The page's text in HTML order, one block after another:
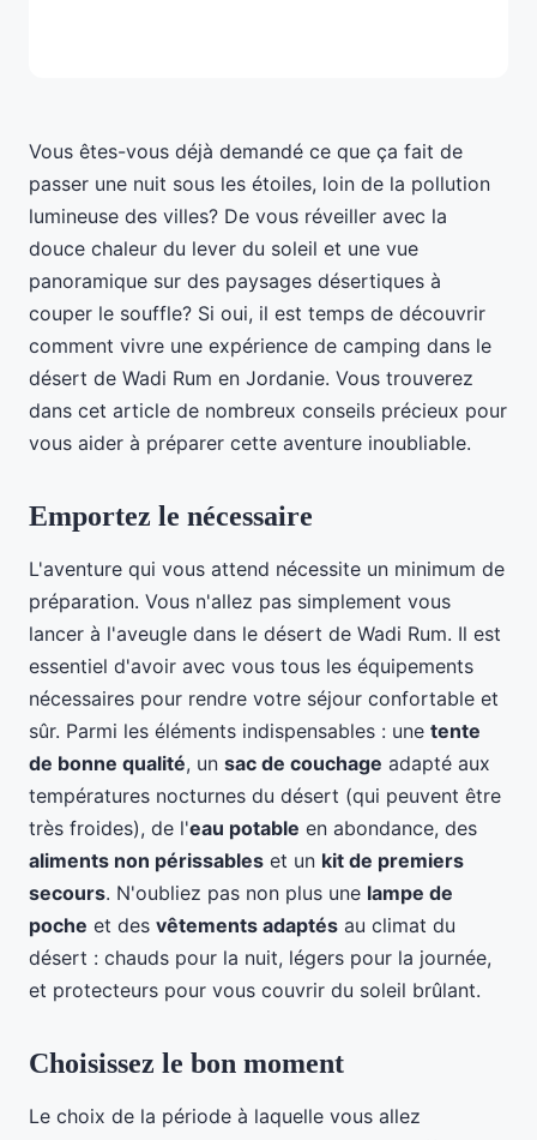
Vous êtes-vous déjà demandé ce que ça fait de
passer une nuit sous les étoiles, loin de la pollution
lumineuse des villes? De vous réveiller avec la
douce chaleur du lever du soleil et une vue
panoramique sur des paysages désertiques à
couper le souffle? Si oui, il est temps de découvrir
comment vivre une expérience de camping dans le
désert de Wadi Rum en Jordanie. Vous trouverez
dans cet article de nombreux conseils précieux pour
vous aider à préparer cette aventure inoubliable.
Emportez le nécessaire
L'aventure qui vous attend nécessite un minimum de
préparation. Vous n'allez pas simplement vous
lancer à l'aveugle dans le désert de Wadi Rum. Il est
essentiel d'avoir avec vous tous les équipements
nécessaires pour rendre votre séjour confortable et
sûr. Parmi les éléments indispensables : une tente
de bonne qualité, un sac de couchage adapté aux
températures nocturnes du désert (qui peuvent être
très froides), de l'eau potable en abondance, des
aliments non périssables et un kit de premiers
secours. N'oubliez pas non plus une lampe de
poche et des vêtements adaptés au climat du
désert : chauds pour la nuit, légers pour la journée,
et protecteurs pour vous couvrir du soleil brûlant.
Choisissez le bon moment
Le choix de la période à laquelle vous allez